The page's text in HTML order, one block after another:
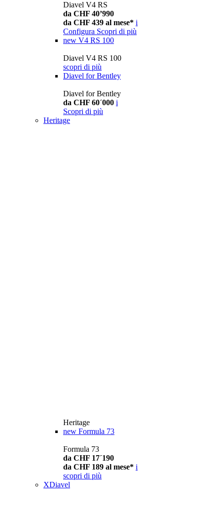
Diavel V4 RS
da CHF 40’990
da CHF 439 al mese* i
Configura Scopri di più
new V4 RS 100
Diavel V4 RS 100
scopri di più
Diavel for Bentley
Diavel for Bentley
da CHF 60´000 i
Scopri di più
Heritage
Heritage
new Formula 73
Formula 73
da CHF 17´190
da CHF 189 al mese* i
scopri di più
XDiavel